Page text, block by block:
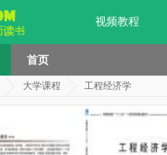
视频教程
首页
大学课程 工程经济学